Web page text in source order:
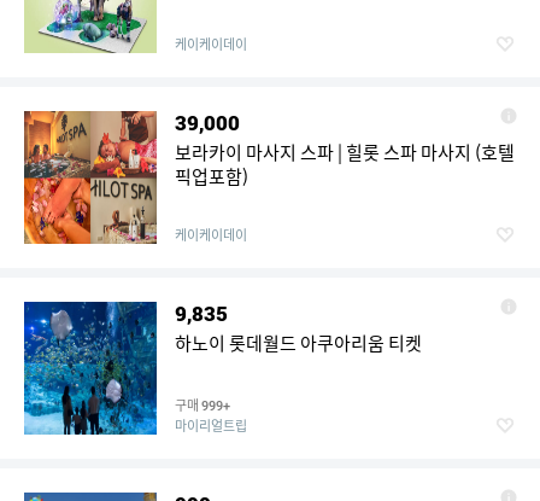
케이케이데이
39,000
보라카이 마사지 스파 | 힐롯 스파 마사지 (호텔
픽업포함)
케이케이데이
9,835
하노이 롯데월드 아쿠아리움 티켓
구매 999+
마이리얼트립